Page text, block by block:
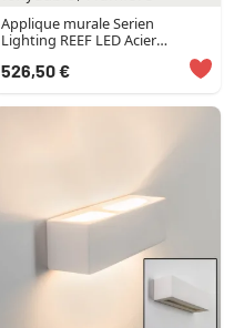
Applique murale Serien
Lighting REEF LED Acier
526,50 €